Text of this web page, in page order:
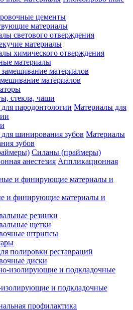
цементы
материалы
светового отверждения
материалы
химического отверждения
материалы
материалов
стекла, чаши
Материалы для
Материалы
зубов
Силаны (праймеры)
Аппликационная
и финирующие материалы и
резинки
щетки
штрипсы
полировки реставраций
диски
и подкладочные